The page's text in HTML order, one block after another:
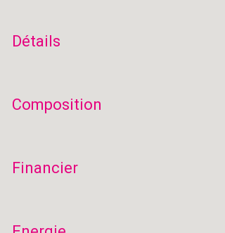
Détails
Composition
Financier